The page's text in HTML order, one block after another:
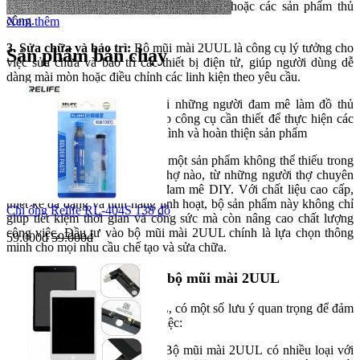
nhỏ trong các thiết bị điện tử, máy móc, hoặc các sản phẩm thủ
công.
3. Sửa chữa và bảo trì: Bộ mũi mài 2UUL là công cụ lý tưởng cho
việc sửa chữa và bảo trì các thiết bị điện tử, giúp người dùng dễ
dàng mài mòn hoặc điều chỉnh các linh kiện theo yêu cầu.
4. Chế tác thủ công:
Đối với những người đam mê làm đồ thủ
công, bộ mũi mài này cung cấp công cụ cần thiết để thực hiện các
công việc như chạm khắc, tạo hình và hoàn thiện sản phẩm
Bộ mũi mài 2UUL (10 mũi) là một sản phẩm không thể thiếu trong
bộ công cụ của bất kỳ người thợ nào, từ những người thợ chuyên
nghiệp cho đến những người đam mê DIY. Với chất liệu cao cấp,
thiết kế đa dạng và tính năng linh hoạt, bộ sản phẩm này không chỉ
giúp tiết kiệm thời gian và công sức mà còn nâng cao chất lượng
công việc. Đầu tư vào bộ mũi mài 2UUL chính là lựa chọn thông
minh cho mọi nhu cầu chế tạo và sửa chữa.
Những lưu ý khi sử dụng bộ mũi mài 2UUL
Khi sử dụng bộ mũi mài 2UUL, có một số lưu ý quan trọng để đảm
bảo an toàn và hiệu quả công việc:
1. Chọn đúng loại mũi mài:
Bộ mũi mài 2UUL có nhiều loại với
Xem thêm
Sản phẩm bán chạy
Chì ống Relife RL-404S 138 độ
59.000đ59.000đ